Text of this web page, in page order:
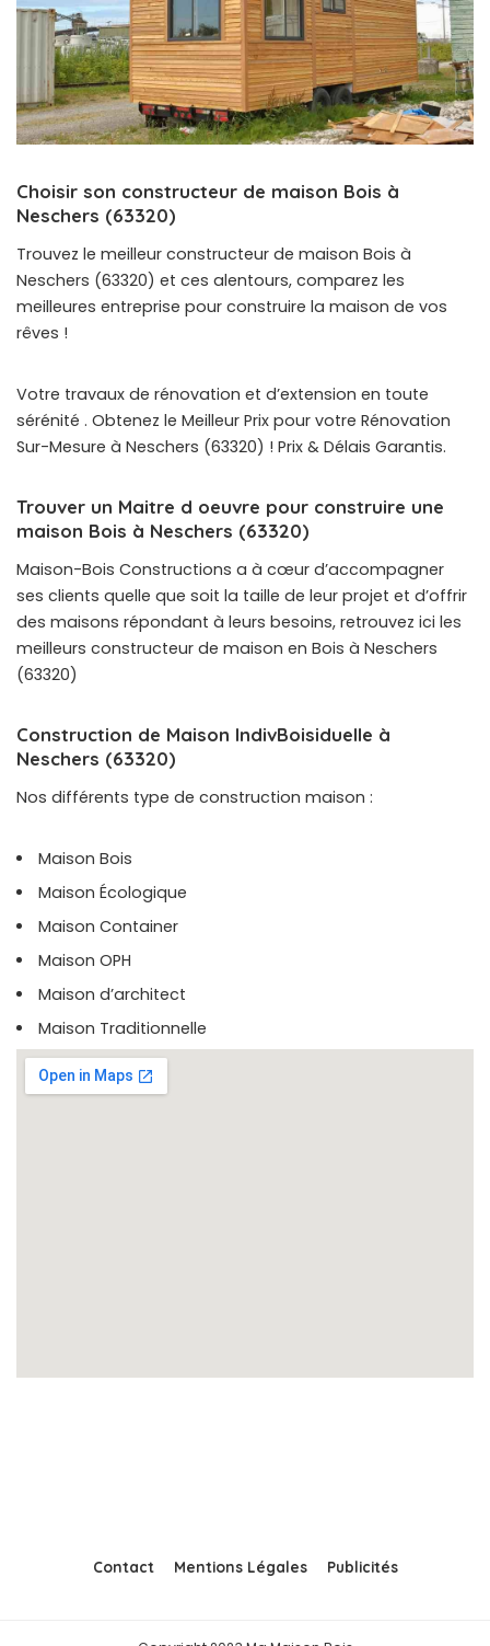
Choisir son constructeur de maison Bois à
Neschers (63320)
Trouvez le meilleur constructeur de maison Bois à
Neschers (63320) et ces alentours, comparez les
meilleures entreprise pour construire la maison de vos
rêves !
Votre travaux de rénovation et d’extension en toute
sérénité . Obtenez le Meilleur Prix pour votre Rénovation
Sur-Mesure à Neschers (63320) ! Prix & Délais Garantis.
Trouver un Maitre d oeuvre pour construire une
maison Bois à Neschers (63320)
Maison-Bois Constructions a à cœur d’accompagner
ses clients quelle que soit la taille de leur projet et d’offrir
des maisons répondant à leurs besoins, retrouvez ici les
meilleurs constructeur de maison en Bois à Neschers
(63320)
Construction de Maison IndivBoisiduelle à
Neschers (63320)
Nos différents type de construction maison :
Maison Bois
Maison Écologique
Maison Container
Maison OPH
Maison d’architect
Maison Traditionnelle
Contact Mentions Légales Publicités